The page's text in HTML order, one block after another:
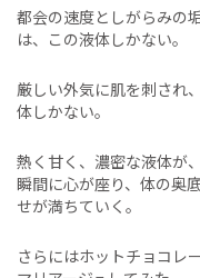
都会の速度としがらみの
は、この液体しかない。
厳しい外気に肌を刺され
体しかない。
熱く甘く、濃密な液体が
瞬間に心が座り、体の奥
せが満ちていく。
さらにはホットチョコレ